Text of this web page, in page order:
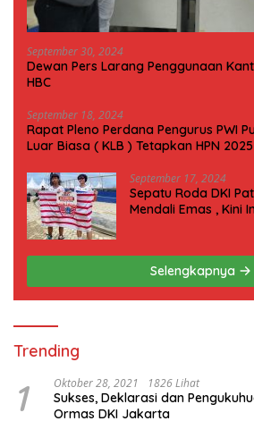
September 30, 2024
Dewan Pers Larang Penggunaan
HBC
September 18, 2024
Rapat Pleno Perdana Pengurus PWI
Luar Biasa ( KLB ) Tetapkan HPN
September 17, 2024
Sepatu Roda DKI
Mendali Emas , Kini
Selengkapnya
Trending
1 Oktober 28, 2021 1826 Lihat
Sukses, Deklarasi dan
Ormas DKI Jakarta